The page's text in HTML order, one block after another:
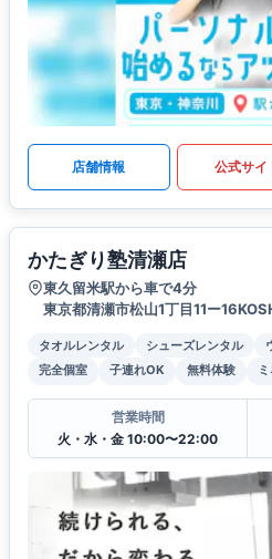
店舗情報 公式サイ
かたぎり塾清瀬店
東久留米駅から車で4分
東京都清瀬市松山1丁目11ー
タオルレンタル シューズレンタル
完全個室
子連れOK 無料体験
営業時間
火・水・金 10:00〜22:00